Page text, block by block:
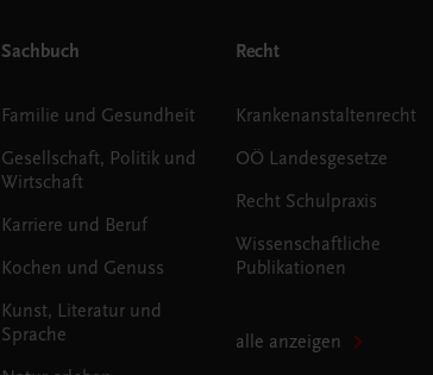
Sachbuch
Familie und Gesundheit
Gesellschaft, Politik und
Wirtschaft
Karriere und Beruf
Kochen und Genuss
Kunst, Literatur und
Sprache
Recht
Krankenanstaltenrecht
OÖ Landesgesetze
Recht Schulpraxis
Wissenschaftliche
Publikationen
alle anzeigen